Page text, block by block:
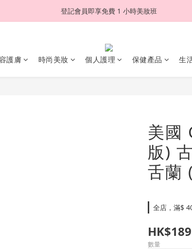
登記會員即享免費 1 小時美妝班
護膚 時尚美妝 個人護理 保健產品 生
美國
版)
舌蘭
全店，滿$
數量